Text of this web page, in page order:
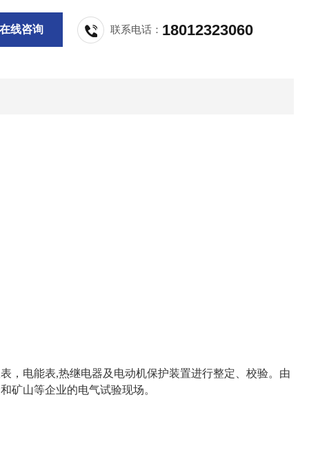
在线咨询 联系电话： 18012323060
，电能表,热继电器及电动机保护装置进行整定、校验。由
矿山等企业的电气试验现场。